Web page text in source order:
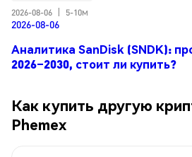
2026-08-06
5-10м
2026-08-06
Аналитика SanDisk (SNDK):
2026–2030, стоит ли купить?
Как купить другую
Phemex